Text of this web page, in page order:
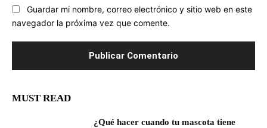
Guardar mi nombre, correo electrónico y sitio web en este
navegador la próxima vez que comente.
MUST READ
¿Qué hacer cuando tu mascota tiene